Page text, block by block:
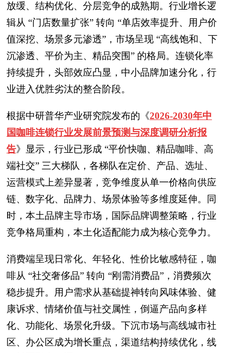
放缓、结构优化、分层竞争的成熟期。行业增长逻
辑从 “门店数量扩张” 转向 “单店效率提升、用户价
值深挖、场景多元渗透”，市场呈现 “高线饱和、下
沉渗透、平价为主、精品突围” 的格局。连锁化率
持续提升，头部效应凸显，中小品牌加速分化，行
业进入优胜劣汰的整合阶段。
根据中研普华产业研究院发布的《2026-2030年中
国咖啡连锁行业发展前景预测与深度调研分析报
告》显示，行业已形成 “平价快咖、精品咖啡、高
端社交” 三大梯队，各梯队在定价、产品、选址、
运营模式上差异显著，竞争维度从单一价格向供应
链、数字化、品牌力、场景体验等多维度延伸。同
时，本土品牌主导市场，国际品牌调整策略，行业
竞争格局重构，本土化适配能力成为核心竞争力。
消费端呈现日常化、年轻化、性价比敏感特征，咖
啡从 “社交奢侈品” 转向 “刚需消费品”，消费频次
稳步提升。用户需求从基础提神转向风味体验、健
康诉求、情绪价值与社交属性，倒逼产品向多样
化、功能化、场景化升级。下沉市场与高线城市社
区、办公区成为增长重点，渠道结构持续优化，线